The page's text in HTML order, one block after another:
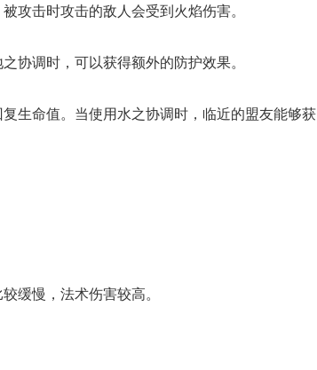
击时攻击的敌人会受到火焰伤害。
调时，可以获得额外的防护效果。
命值。当使用水之协调时，临近的盟友能够获
慢，法术伤害较高。